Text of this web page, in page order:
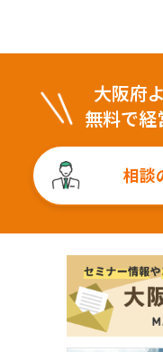
大阪府
無料で
相談